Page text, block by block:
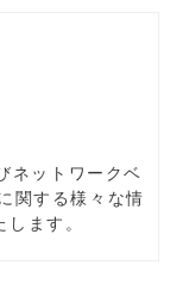
ネットワークベ
関する様々な情
ます。